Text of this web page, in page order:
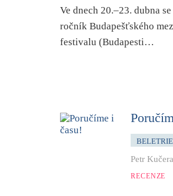
Ve dnech 20.–23. dubna
ročník Budapešťského
festivalu (Budapesti…
Petr Kučera
RECENZE